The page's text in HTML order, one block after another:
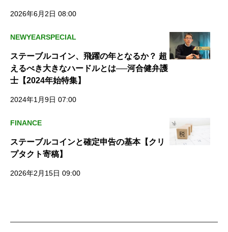
2026年6月2日 08:00
NEWYEARSPECIAL
ステーブルコイン、飛躍の年となるか？ 超
えるべき大きなハードルとは──河合健弁護
士【2024年始特集】
2024年1月9日 07:00
FINANCE
ステーブルコインと確定申告の基本【クリ
プタクト寄稿】
2026年2月15日 09:00